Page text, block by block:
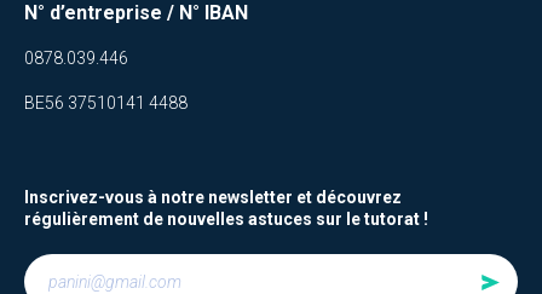
N° d’entreprise / N° IBAN
0878.039.446
BE56 37510141 4488
Inscrivez-vous à notre newsletter et découvrez
régulièrement de nouvelles astuces sur le tutorat !